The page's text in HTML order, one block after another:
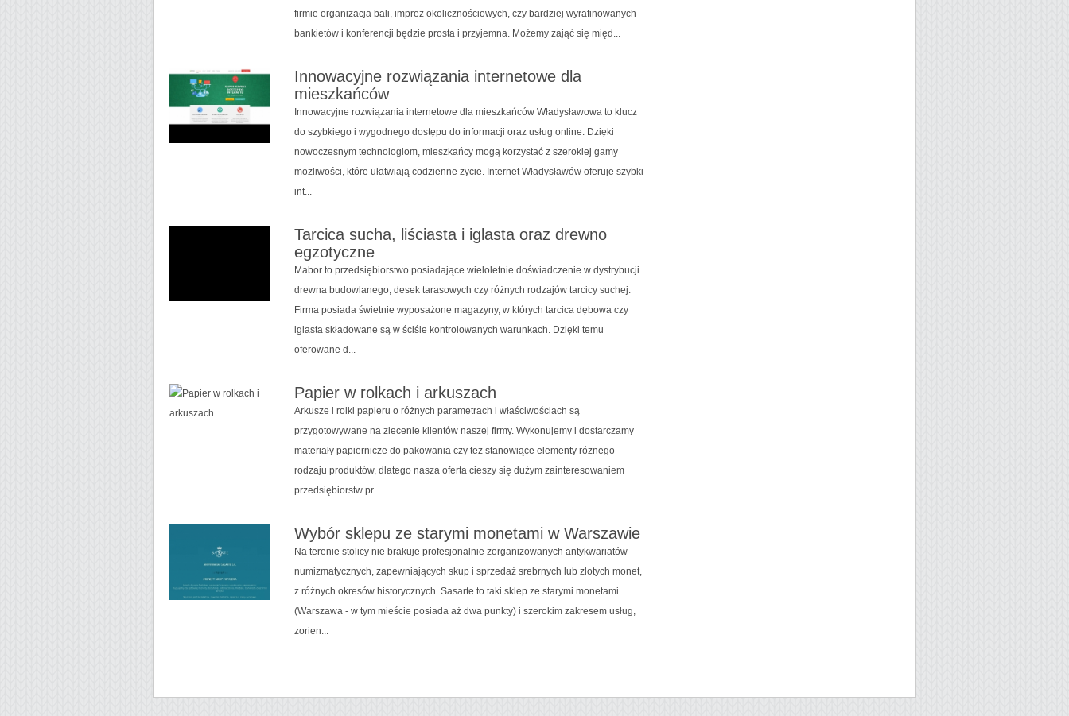
firmie organizacja bali, imprez okolicznościowych, czy bardziej wyrafinowanych
bankietów i konferencji będzie prosta i przyjemna. Możemy zająć się międ...
Innowacyjne rozwiązania internetowe dla
mieszkańców
Innowacyjne rozwiązania internetowe dla mieszkańców Władysławowa to klucz
do szybkiego i wygodnego dostępu do informacji oraz usług online. Dzięki
nowoczesnym technologiom, mieszkańcy mogą korzystać z szerokiej gamy
możliwości, które ułatwiają codzienne życie. Internet Władysławów oferuje szybki
int...
Tarcica sucha, liściasta i iglasta oraz drewno
egzotyczne
Mabor to przedsiębiorstwo posiadające wieloletnie doświadczenie w dystrybucji
drewna budowlanego, desek tarasowych czy różnych rodzajów tarcicy suchej.
Firma posiada świetnie wyposażone magazyny, w których tarcica dębowa czy
iglasta składowane są w ściśle kontrolowanych warunkach. Dzięki temu
oferowane d...
Papier w rolkach i arkuszach
Arkusze i rolki papieru o różnych parametrach i właściwościach są
przygotowywane na zlecenie klientów naszej firmy. Wykonujemy i dostarczamy
materiały papiernicze do pakowania czy też stanowiące elementy różnego
rodzaju produktów, dlatego nasza oferta cieszy się dużym zainteresowaniem
przedsiębiorstw pr...
Wybór sklepu ze starymi monetami w Warszawie
Na terenie stolicy nie brakuje profesjonalnie zorganizowanych antykwariatów
numizmatycznych, zapewniających skup i sprzedaż srebrnych lub złotych monet,
z różnych okresów historycznych. Sasarte to taki sklep ze starymi monetami
(Warszawa - w tym mieście posiada aż dwa punkty) i szerokim zakresem usług,
zorien...